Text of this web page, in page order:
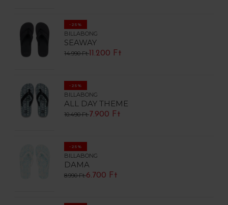
-25%
BILLABONG
SEAWAY
14.990 Ft 11.200 Ft
-25%
BILLABONG
ALL DAY THEME
10.490 Ft7.900 Ft
-25%
BILLABONG
DAMA
8.990 Ft6.700 Ft